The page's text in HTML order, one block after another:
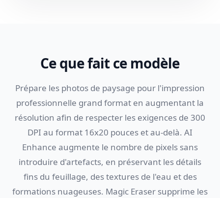
Ce que fait ce modèle
Prépare les photos de paysage pour l'impression
professionnelle grand format en augmentant la
résolution afin de respecter les exigences de 300
DPI au format 16x20 pouces et au-delà. AI
Enhance augmente le nombre de pixels sans
introduire d'artefacts, en préservant les détails
fins du feuillage, des textures de l'eau et des
formations nuageuses. Magic Eraser supprime les